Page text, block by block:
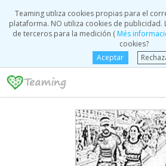
Teaming utiliza cookies propias para el
plataforma. NO utiliza cookies de publicidad.
de terceros para la medición (Més
cookies?
Aceptar